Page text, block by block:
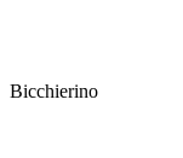
Bicchierino